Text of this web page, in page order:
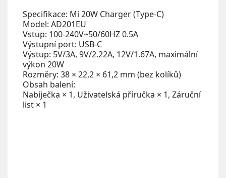
Specifikace: Mi 20W Charger (Type-C)
Model: AD201EU
Vstup: 100-240V~50/60HZ 0.5A
Výstupní port: USB-C
Výstup: 5V/3A, 9V/2.22A, 12V/1.67A, maximální
výkon 20W
Rozměry: 38 × 22,2 × 61,2 mm (bez kolíků)
Obsah balení:
Nabíječka × 1, Uživatelská příručka × 1, Záruční
list × 1